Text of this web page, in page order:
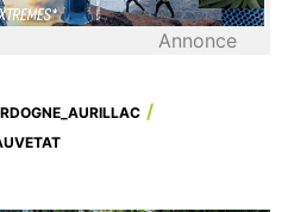
Annonce